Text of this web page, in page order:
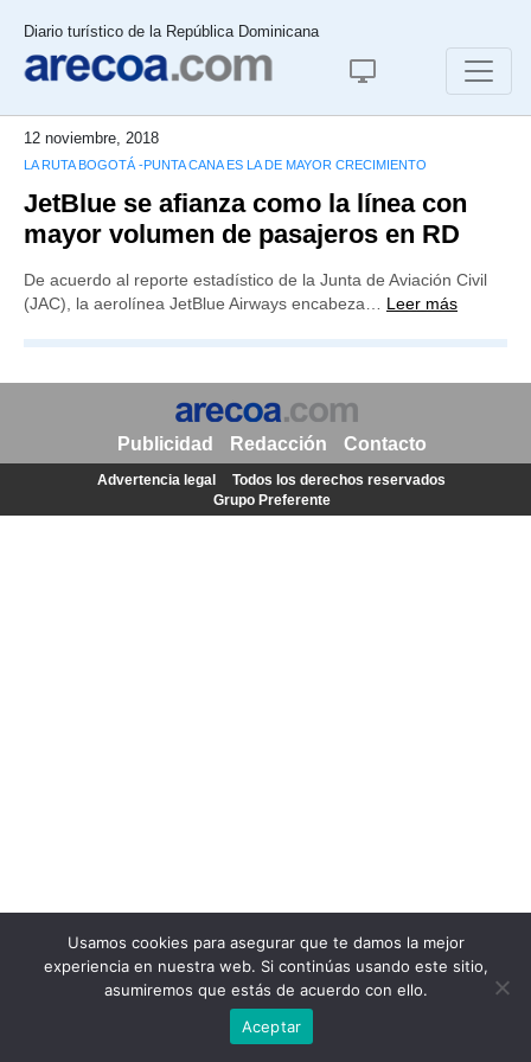
Diario turístico de la República Dominicana
12 noviembre, 2018
LA RUTA BOGOTÁ -PUNTA CANA ES LA DE MAYOR CRECIMIENTO
JetBlue se afianza como la línea con
mayor volumen de pasajeros en RD
De acuerdo al reporte estadístico de la Junta de Aviación Civil
(JAC), la aerolínea JetBlue Airways encabeza… Leer más
Usamos cookies para asegurar que te damos la mejor
experiencia en nuestra web. Si continúas usando este sitio,
asumiremos que estás de acuerdo con ello.
Aceptar
Publicidad Redacción Contacto
Advertencia legal
Todos los derechos reservados
Grupo Preferente